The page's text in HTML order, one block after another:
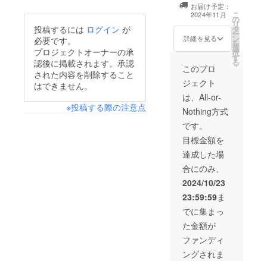
投稿するには ログイン が
必要です。
プロジェクトオーナーの承
認後に掲載されます。承認
された内容を削除すること
はできません。
※投稿する際の注意点
Tシャツサイン入
りチェキ ・生誕
Tシャツ白ver.
XLサイズ ・生誕
リ同
お届け予定：
2024年11月
詳細を見る
こ
の
リ
タ
ー
ン
を
選
択
す
る
このプロ
ジェクト
は、All-or-
Nothing方式
です。
目標金額を
達成した場
合にのみ、
2024/10/23
23:59:59ま
でに集まっ
た金額が
ファンディ
ングされま